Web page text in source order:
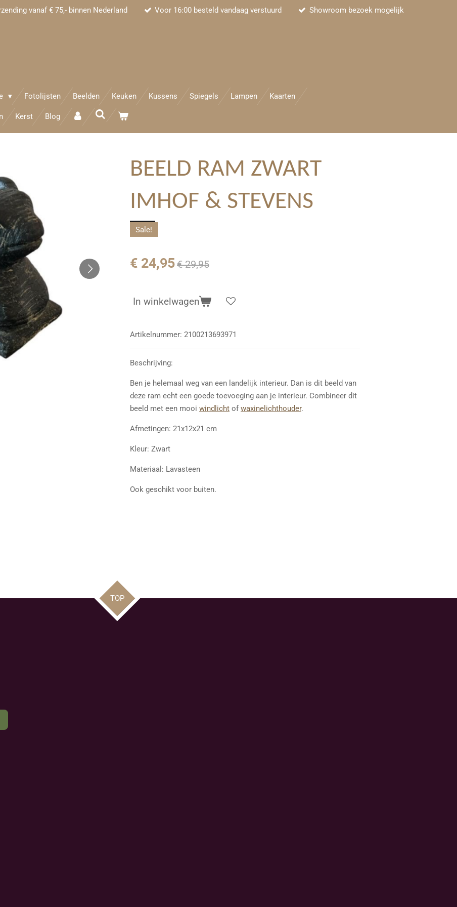
vanaf € 75,- binnen Nederland Voor 16:00 besteld vandaag verstuurd Showroom bezoek mogelijk
Fotolijsten Beelden Keuken Kussens Spiegels Lampen Kaarten
Kerst Blog
BEELD RAM ZWART
IMHOF & STEVENS
Sale!
€ 24,95€ 29,95
In winkelwagen
Artikelnummer: 2100213693971
Beschrijving:
Ben je helemaal weg van een landelijk interieur. Dan is dit beeld van
deze ram echt een goede toevoeging aan je interieur. Combineer dit
beeld met een mooi windlicht ofwaxinelichthouder.
Afmetingen: 21x12x21 cm
Kleur: Zwart
Materiaal: Lavasteen
Ook geschikt voor buiten.
TOP